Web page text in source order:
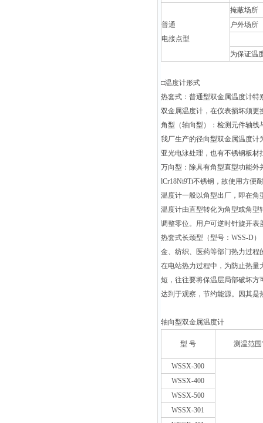
普通
电接点型
掩蔽场所
户外场所
为保证温
□温度计形式
热套式：普通型双金属温度计特
双金属温度计，在仪表损坏须更
角型（轴向型）：检测元件轴线
我厂生产的径向型双金属温度
亚光电泳处理，也有不锈钢板
万向型：除具有角型直型功能外
lCr18Ni9Ti不锈钢，故使用方便
温度计一般以角型出厂，即在角
温度计由直型转化为角型或角型
调整零位。用户可逆时针旋开表
热套式长颈型（型号：WSS-D
金、纺织、医药等部门热力过程
在电站热力过程中，为防止热量
短，往往要将保温层局部破坏方
达到于观察，节约能源。因其是
轴向型双金属温度计
型 号 测温范
WSSX-300
WSSX-400
WSSX-500
WSSX-301